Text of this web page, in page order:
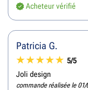
Acheteur vérifié
Patricia G.
5/5
Joli design
commande réalisée le 01/